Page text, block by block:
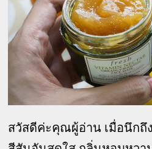
สวัสดีค่ะคุณผู้อ่าน เมื่อนึกถึ